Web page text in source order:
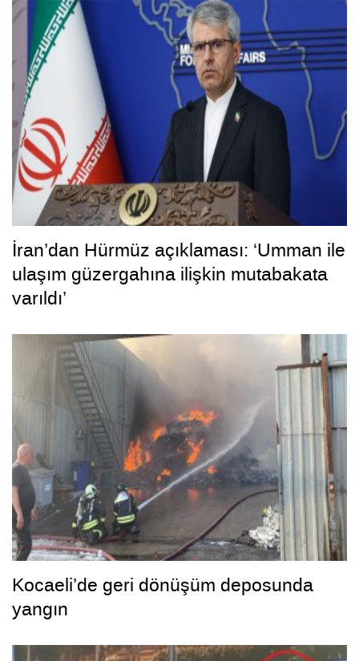
İran’dan Hürmüz açıklaması: ‘Umman ile
ulaşım güzergahına ilişkin mutabakata
varıldı’
Kocaeli’de geri dönüşüm deposunda
yangın